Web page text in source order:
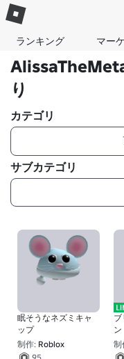
ランキング マー
り
カテゴリ
サブカテゴリ
眠そうなネズミキャ
ップ
制作: Roblox
ン
制